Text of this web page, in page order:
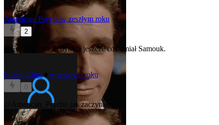
American_Psychow zeszłym roku
2
@FoxtrotLimaŻebym ja jeszcze coś umiał Samouk.
FoxtrotLima★ w zeszłym roku
0
@American_Psycho jak zaczynałeś?